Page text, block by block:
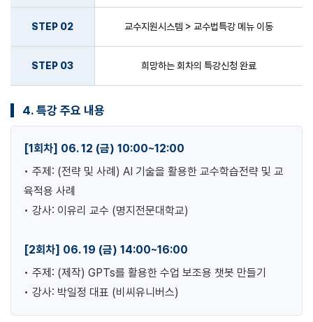
STEP 02 교수지원시스템 > 교수법특강 메뉴 이동
STEP 03 희망하는 회차의 특강신청 완료
4. 특강 주요 내용
[1회차] 06. 12 (금) 10:00~12:00
• 주제: (전략 및 사례) AI 기술을 활용한 교수학습전략 및 교
육적용 사례
• 강사: 이유리 교수 (명지전문대학교)
[2회차] 06. 19 (금) 14:00~16:00
• 주제: (제작) GPTs를 활용한 수업 보조용 챗봇 만들기
• 강사: 박일정 대표 (비씨유니버스)